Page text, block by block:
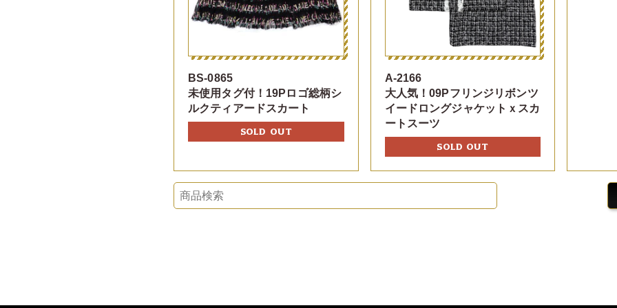
BS-0865
未使用タグ付！19Pロゴ総柄シ
ルクティアードスカート
SOLD OUT
A-2166
大人気！09Pフリンジリボンツ
イードロングジャケットｘスカ
ートスーツ
SOLD OUT